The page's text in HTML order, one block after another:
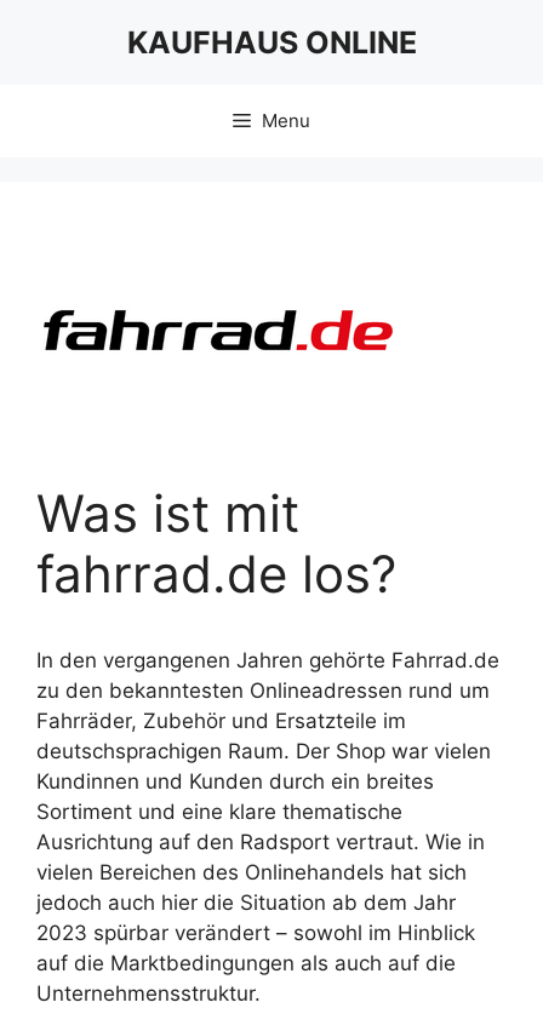
KAUFHAUS ONLINE
Menu
Was ist mit
fahrrad.de los?
In den vergangenen Jahren gehörte Fahrrad.de
zu den bekanntesten Onlineadressen rund um
Fahrräder, Zubehör und Ersatzteile im
deutschsprachigen Raum. Der Shop war vielen
Kundinnen und Kunden durch ein breites
Sortiment und eine klare thematische
Ausrichtung auf den Radsport vertraut. Wie in
vielen Bereichen des Onlinehandels hat sich
jedoch auch hier die Situation ab dem Jahr
2023 spürbar verändert – sowohl im Hinblick
auf die Marktbedingungen als auch auf die
Unternehmensstruktur.